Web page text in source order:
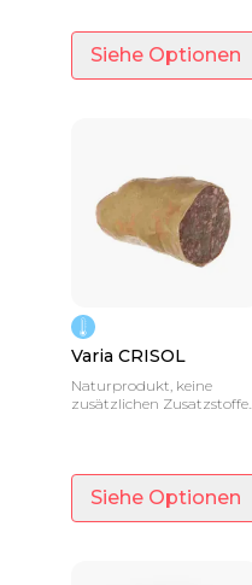
Siehe Optionen
Varia CRISOL
Naturprodukt, keine
zusätzlichen Zusatzstoffe.
Siehe Optionen